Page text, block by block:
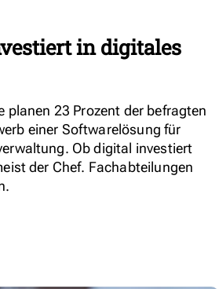
in digitales
planen 23 Prozent der befragten
einer Softwarelösung für
Ob digital investiert
der Chef. Fachabteilungen